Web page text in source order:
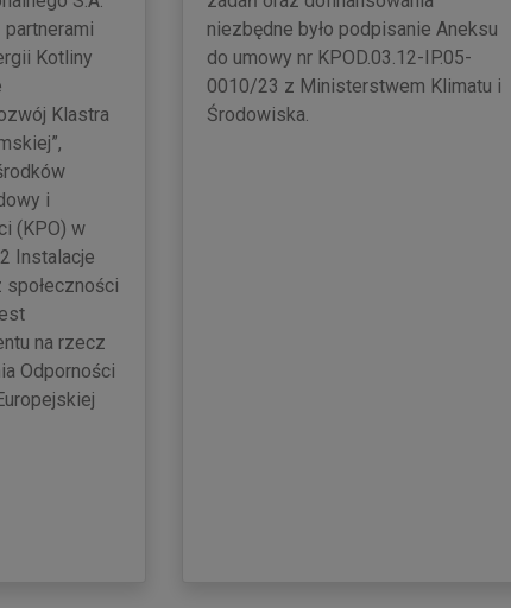
Kotliny
Klastra
i
(KPO) w
Instalacje
na rzecz
Odporności
niezbędne było podpisanie Aneksu
do umowy nr KPOD.03.12-IP.05-
0010/23 z Ministerstwem Klimatu i
Środowiska.